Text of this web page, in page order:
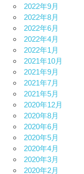
2022年9月
2022年8月
2022年6月
2022年4月
2022年1月
2021年10月
2021年9月
2021年7月
2021年5月
2020年12月
2020年8月
2020年6月
2020年5月
2020年4月
2020年3月
2020年2月